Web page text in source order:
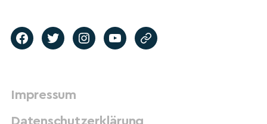
Impressum
Datenschutzerklärung